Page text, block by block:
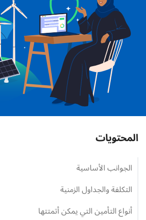
المحتويات
الجوانب الأساسية
التكلفة والجداول الزمنية
أنواع التأمين التي يمكن أتمتتها